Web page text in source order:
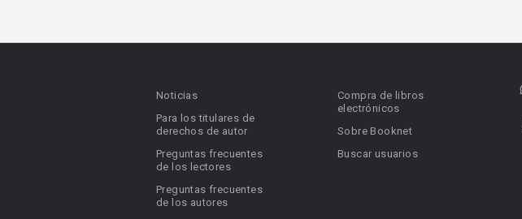
Noticias
Para los titulares de
derechos de autor
Preguntas frecuentes
de los lectores
Preguntas frecuentes
de los autores
Compra de libros
electrónicos
Sobre Booknet
Buscar usuarios